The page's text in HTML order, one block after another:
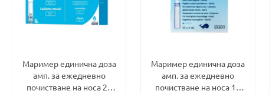
Маример единична доза
амп. за ежедневно
почистване на носа 20
Маример единична доза
амп. за ежедневно
почистване на носа 10